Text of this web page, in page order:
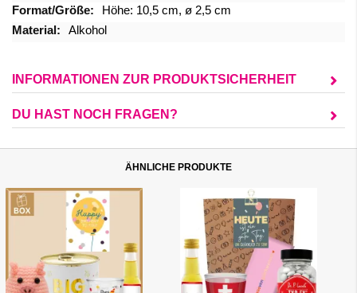
Informationen
Höhe: 10,5 cm, ø 2,5 cm
Alkohol
INFORMATIONEN ZUR PRODUKTSICHERHEIT
DU HAST NOCH FRAGEN?
ÄHNLICHE PRODUKTE